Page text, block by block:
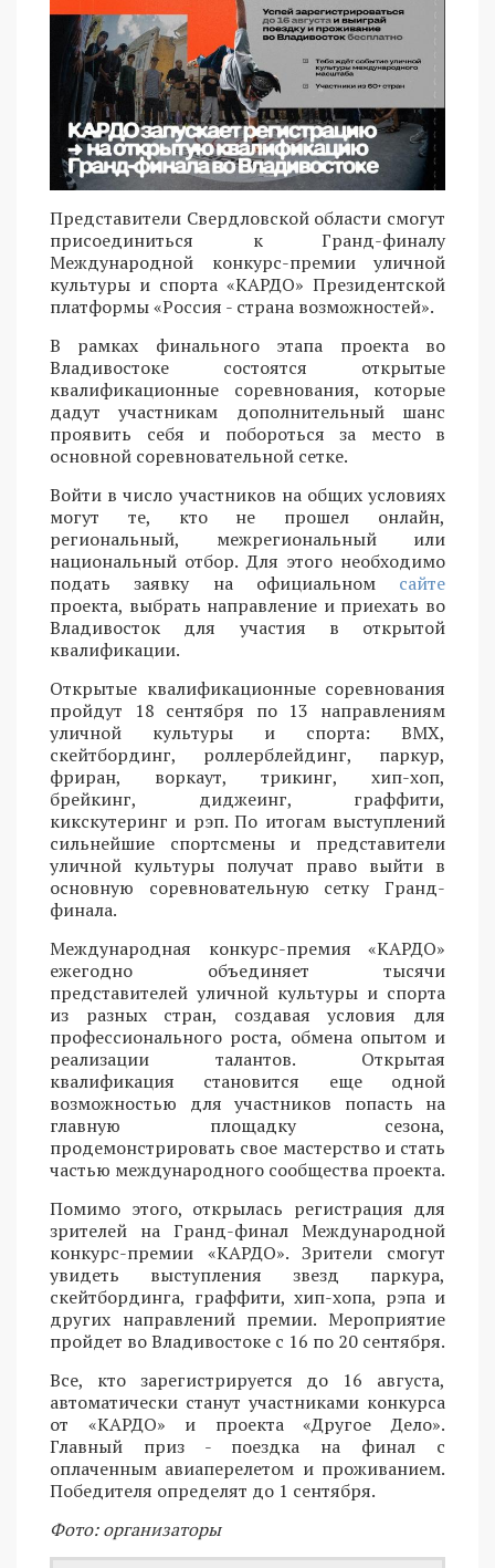
Представители Свердловской области смогут
присоединиться к Гранд-финалу
Международной конкурс-премии уличной
культуры и спорта «КАРДО» Президентской
платформы «Россия - страна возможностей».
В рамках финального этапа проекта во
Владивостоке состоятся открытые
квалификационные соревнования, которые
дадут участникам дополнительный шанс
проявить себя и побороться за место в
основной соревновательной сетке.
Войти в число участников на общих условиях
могут те, кто не прошел онлайн,
региональный, межрегиональный или
национальный отбор. Для этого необходимо
подать заявку на официальном сайте
проекта, выбрать направление и приехать во
Владивосток для участия в открытой
квалификации.
Открытые квалификационные соревнования
пройдут 18 сентября по 13 направлениям
уличной культуры и спорта: BMX,
скейтбординг, роллерблейдинг, паркур,
фриран, воркаут, трикинг, хип-хоп,
брейкинг, диджеинг, граффити,
кикскутеринг и рэп. По итогам выступлений
сильнейшие спортсмены и представители
уличной культуры получат право выйти в
основную соревновательную сетку Гранд-
финала.
Международная конкурс-премия «КАРДО»
ежегодно объединяет тысячи
представителей уличной культуры и спорта
из разных стран, создавая условия для
профессионального роста, обмена опытом и
реализации талантов. Открытая
квалификация становится еще одной
возможностью для участников попасть на
главную площадку сезона,
продемонстрировать свое мастерство и стать
частью международного сообщества проекта.
Помимо этого, открылась регистрация для
зрителей на Гранд-финал Международной
конкурс-премии «КАРДО». Зрители смогут
увидеть выступления звезд паркура,
скейтбординга, граффити, хип-хопа, рэпа и
других направлений премии. Мероприятие
пройдет во Владивостоке с 16 по 20 сентября.
Все, кто зарегистрируется до 16 августа,
автоматически станут участниками конкурса
от «КАРДО» и проекта «Другое Дело».
Главный приз - поездка на финал с
оплаченным авиаперелетом и проживанием.
Победителя определят до 1 сентября.
Фото: организаторы